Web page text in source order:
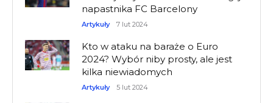
napastnika FC Barcelony
Artykuły 7 lut 2024
Kto w ataku na baraże o Euro
2024? Wybór niby prosty, ale jest
kilka niewiadomych
Artykuły 5 lut 2024